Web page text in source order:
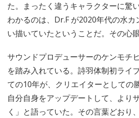
た。まったく違うキャラクターに驚
わかるのは、Dr.F が2020年代の水カ
い描いていたということだ。その心
サウンドプロデューサーのケンモチ
を踏み入れている。詩羽体制初ライ
ての10年が、クリエイターとしての
自分自身をアップデートして、より
く」と語っていた。その言葉どおり